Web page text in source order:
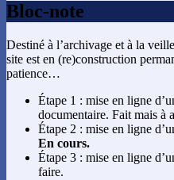
Bloc-note
Destiné à l’archivage et à la
site est en (re)construction
patience…
Étape 1 : mise en ligne
documentaire. Fait mais à
Étape 2 : mise en ligne
En cours.
Étape 3 : mise en ligne
faire.